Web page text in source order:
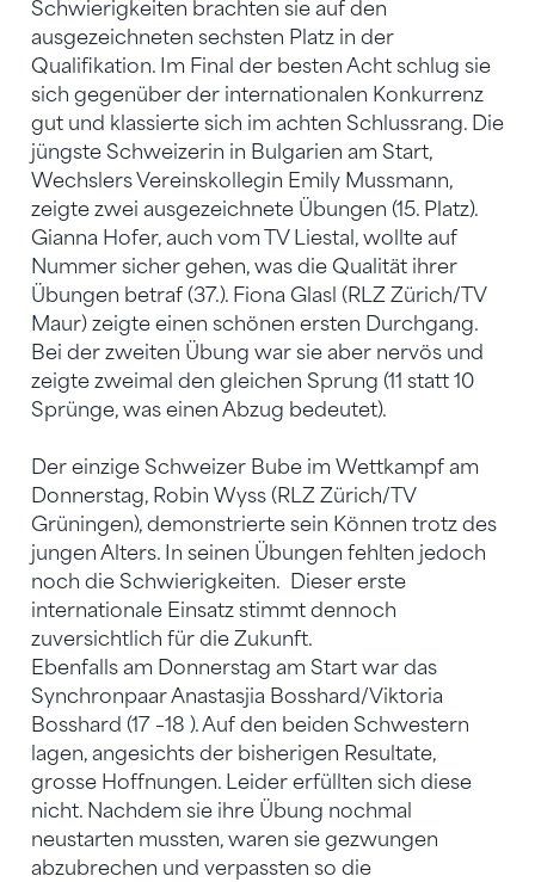
Schwierigkeiten brachten sie auf den
ausgezeichneten sechsten Platz in der
Qualifikation. Im Final der besten Acht schlug sie
sich gegenüber der internationalen Konkurrenz
gut und klassierte sich im achten Schlussrang. Die
jüngste Schweizerin in Bulgarien am Start,
Wechslers Vereinskollegin Emily Mussmann,
zeigte zwei ausgezeichnete Übungen (15. Platz).
Gianna Hofer, auch vom TV Liestal, wollte auf
Nummer sicher gehen, was die Qualität ihrer
Übungen betraf (37.). Fiona Glasl (RLZ Zürich/TV
Maur) zeigte einen schönen ersten Durchgang.
Bei der zweiten Übung war sie aber nervös und
zeigte zweimal den gleichen Sprung (11 statt 10
Sprünge, was einen Abzug bedeutet).
Der einzige Schweizer Bube im Wettkampf am
Donnerstag, Robin Wyss (RLZ Zürich/TV
Grüningen), demonstrierte sein Können trotz des
jungen Alters. In seinen Übungen fehlten jedoch
noch die Schwierigkeiten. Dieser erste
internationale Einsatz stimmt dennoch
zuversichtlich für die Zukunft.
Ebenfalls am Donnerstag am Start war das
Synchronpaar Anastasjia Bosshard/Viktoria
Bosshard (17 –18 ). Auf den beiden Schwestern
lagen, angesichts der bisherigen Resultate,
grosse Hoffnungen. Leider erfüllten sich diese
nicht. Nachdem sie ihre Übung nochmal
neustarten mussten, waren sie gezwungen
abzubrechen und verpassten so die